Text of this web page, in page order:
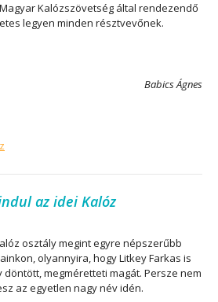
Kalózszövetség által rendezendő
legyen minden résztvevőnek.
Babics Ágnes
az idei Kalóz
osztály megint egyre népszerűbb
olyannyira, hogy Litkey Farkas is
döntött, megméretteti magát. Persze nem
az egyetlen nagy név idén.